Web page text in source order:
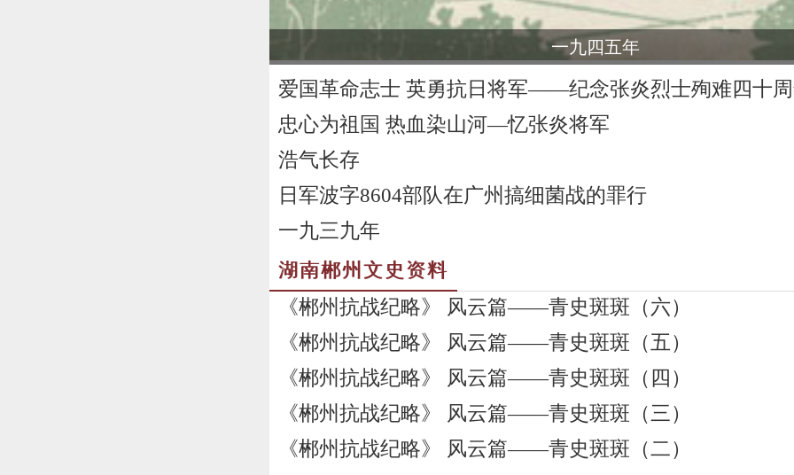
一九四五年
爱国革命志士 英勇抗日将军——纪念张炎烈士殉难四十
忠心为祖国 热血染山河—忆张炎将军
浩气长存
日军波字8604部队在广州搞细菌战的罪行
一九三九年
湖南郴州文史资料
《郴州抗战纪略》 风云篇——青史斑斑（六）
《郴州抗战纪略》 风云篇——青史斑斑（五）
《郴州抗战纪略》 风云篇——青史斑斑（四）
《郴州抗战纪略》 风云篇——青史斑斑（三）
《郴州抗战纪略》 风云篇——青史斑斑（二）